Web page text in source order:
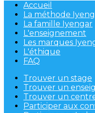
Accueil
La méthode
La famille Iyengar
L'enseignement
Les marques
L'éthique
FAQ
Trouver un stage
Trouver un
Trouver un
Participer aux